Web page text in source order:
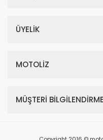
ÜYELİK
MOTOLİZ
MÜŞTERİ BİLGİLENDİRME